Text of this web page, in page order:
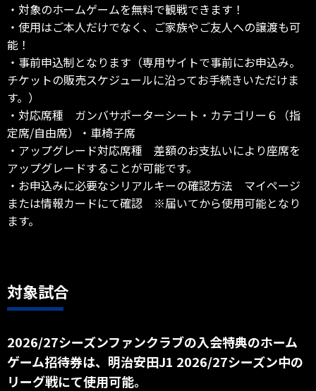
・対象のホームゲームを無料で観戦できます！
・使用はご本人だけでなく、ご家族やご友人への譲渡も可
能！
・事前申込制となります（専用サイトで事前にお申込み。
チケットの販売スケジュールに沿ってお手続きいただけま
す。）
・対応席種 ガンバサポーターシート・カテゴリー６（指
定席/自由席）・車椅子席
・アップグレード対応席種 差額のお支払いにより座席を
アップグレードすることが可能です。
・お申込みに必要なシリアルキーの確認方法 マイページ
または情報カードにて確認 ※届いてから使用可能となり
ます。
対象試合
2026/27シーズンファンクラブの入会特典のホーム
ゲーム招待券は、明治安田J1 2026/27シーズン中の
リーグ戦にて使用可能。